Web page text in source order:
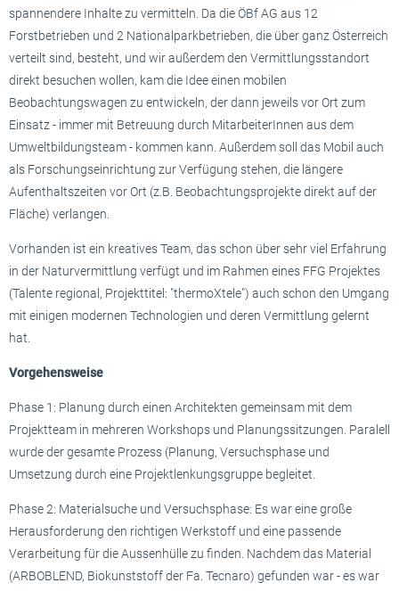
spannendere Inhalte zu vermitteln. Da die ÖBf AG aus 12
Forstbetrieben und 2 Nationalparkbetrieben, die über ganz Österreich
verteilt sind, besteht, und wir außerdem den Vermittlungsstandort
direkt besuchen wollen, kam die Idee einen mobilen
Beobachtungswagen zu entwickeln, der dann jeweils vor Ort zum
Einsatz - immer mit Betreuung durch MitarbeiterInnen aus dem
Umweltbildungsteam - kommen kann. Außerdem soll das Mobil auch
als Forschungseinrichtung zur Verfügung stehen, die längere
Aufenthaltszeiten vor Ort (z.B. Beobachtungsprojekte direkt auf der
Fläche) verlangen.
Vorhanden ist ein kreatives Team, das schon über sehr viel Erfahrung
in der Naturvermittlung verfügt und im Rahmen eines FFG Projektes
(Talente regional, Projekttitel: "thermoXtele") auch schon den Umgang
mit einigen modernen Technologien und deren Vermittlung gelernt
hat.
Vorgehensweise
Phase 1: Planung durch einen Architekten gemeinsam mit dem
Projektteam in mehreren Workshops und Planungssitzungen. Paralell
wurde der gesamte Prozess (Planung, Versuchsphase und
Umsetzung durch eine Projektlenkungsgruppe begleitet.
Phase 2: Materialsuche und Versuchsphase: Es war eine große
Herausforderung den richtigen Werkstoff und eine passende
Verarbeitung für die Aussenhülle zu finden. Nachdem das Material
(ARBOBLEND, Biokunststoff der Fa. Tecnaro) gefunden war - es war